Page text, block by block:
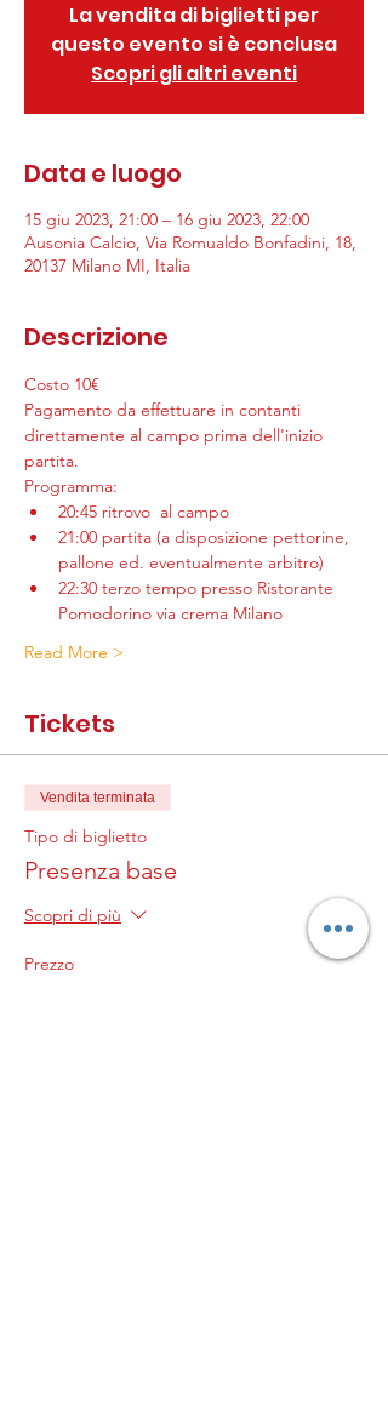
La vendita di biglietti per
questo evento si è conclusa
Scopri gli altri eventi
Data e luogo
15 giu 2023, 21:00 – 16 giu 2023, 22:00
Ausonia Calcio, Via Romualdo Bonfadini, 18,
20137 Milano MI, Italia
Descrizione
Costo 10€
Pagamento da effettuare in contanti
direttamente al campo prima dell'inizio
partita.
Programma:
20:45 ritrovo  al campo
21:00 partita (a disposizione pettorine,
pallone ed. eventualmente arbitro)
22:30 terzo tempo presso Ristorante
Pomodorino via crema Milano
Read More >
Tickets
Vendita terminata
Tipo di biglietto
Presenza base
Scopri di più
Prezzo